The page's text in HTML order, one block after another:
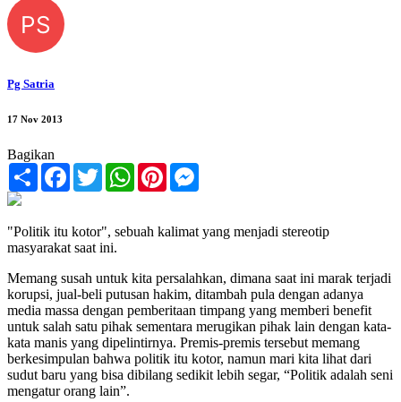
PS
Pg Satria
17 Nov 2013
Bagikan
Share FacebookTwitterWhatsApp
Pinterest
"Politik itu kotor", sebuah kalimat yang menjadi stereotip
masyarakat saat ini.
Memang susah untuk kita persalahkan, dimana saat ini marak terjadi
korupsi, jual-beli putusan hakim, ditambah pula dengan adanya
media massa dengan pemberitaan timpang yang memberi benefit
untuk salah satu pihak sementara merugikan pihak lain dengan kata-
kata manis yang dipelintirnya. Premis-premis tersebut memang
berkesimpulan bahwa politik itu kotor, namun mari kita lihat dari
sudut baru yang bisa dibilang sedikit lebih segar, “Politik adalah seni
mengatur orang lain”.